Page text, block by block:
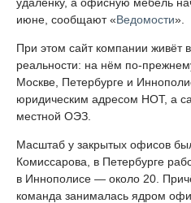
июне, сообщают «Ведомости».
При этом сайт компании живёт
реальности: на нём по-
Москве, Петербурге и
юридическим адресом НОТ, а
местной ОЭЗ.
Масштаб у закрытых офисов
Комиссарова, в Петербурге
в Иннополисе — около 20.
команда занималась ядром